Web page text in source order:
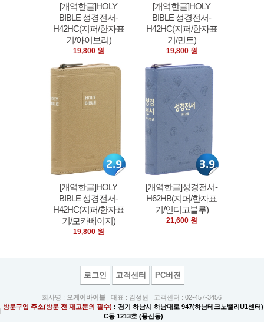
[개역한글]HOLY
BIBLE 성경전서-
H42HC(지퍼/한자표
기/아이보리)
19,800 원
[개역한글]HOLY
BIBLE 성경전서-
H42HC(지퍼/한자표
기/민트)
19,800 원
[개역한글]HOLY
BIBLE 성경전서-
H42HC(지퍼/한자표
기/모카베이지)
19,800 원
[개역한글]성경전서-
H62HB(지퍼/한자표
기/인디고블루)
21,600 원
로그인 고객센터 PC버전
회사명 : 오케이바이블 대표 : 김성원 고객센터 : 02-457-3456
방문구입 주소(방문 전 재고문의 필수) : 경기 하남시 하남대로 947(하남테크노밸리U1센터)
C동 1213호 (풍산동)